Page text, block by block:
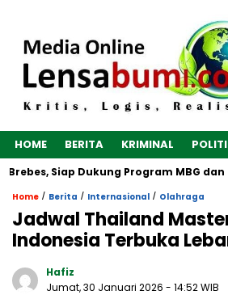
HOME BERITA KRIMINAL
Siap Dukung Program MBG dan
Home / Berita / Internasional / Olahraga
Jadwal Thailand
Indonesia Terbuka
Hafiz
Jumat, 30 Januari 2026 - 14:52 WIB